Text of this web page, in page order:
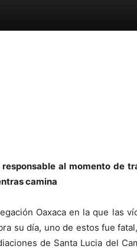
al momento de
camina
Oaxaca en la que las
su día, uno de estos fue
de Santa Lucia del